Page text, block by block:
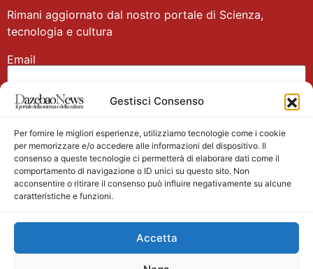
Gestisci Consenso
Per fornire le migliori esperienze, utilizziamo tecnologie come i cookie
per memorizzare e/o accedere alle informazioni del dispositivo. Il
consenso a queste tecnologie ci permetterà di elaborare dati come il
comportamento di navigazione o ID unici su questo sito. Non
acconsentire o ritirare il consenso può influire negativamente su alcune
caratteristiche e funzioni.
Accetta
Rimani aggiornato dal nostro portale di Scienza,
tecnologia e cultura
Email
Nome
Main partner